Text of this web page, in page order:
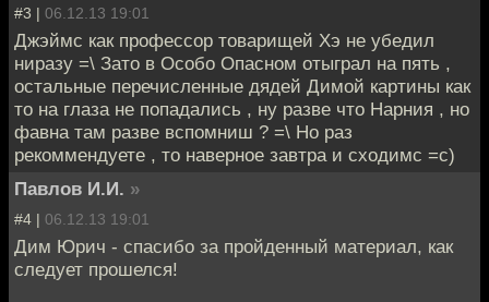
#3 | 06.12.13 19:01
Джэймс как профессор товарищей Хэ не убедил
ниразу =\ Зато в Особо Опасном отыграл на пять ,
остальные перечисленные дядей Димой картины как
то на глаза не попадались , ну разве что Нарния , но
фавна там разве вспомниш ? =\ Но раз
рекоммендуете , то наверное завтра и сходимс =с)
Павлов И.И. »
#4 | 06.12.13 19:01
Дим Юрич - спасибо за пройденный материал, как
следует прошелся!